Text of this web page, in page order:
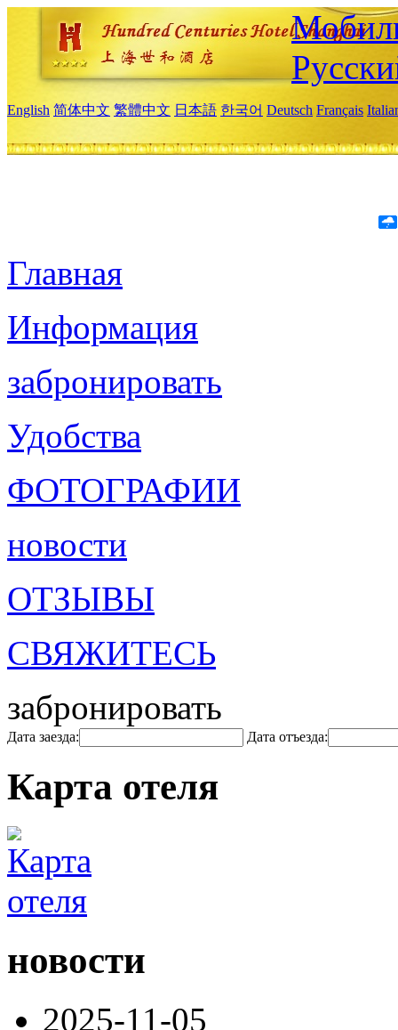
English 简体中文 繁體中文 日本語 한국어 Deutsch Français
Главная
Информация
забронировать
Удобства
ФОТОГРАФИИ
новости
ОТЗЫВЫ
СВЯЖИТЕСЬ
забронировать
Дата заезда: Дата отъезда:
Карта отеля
новости
2025-11-05